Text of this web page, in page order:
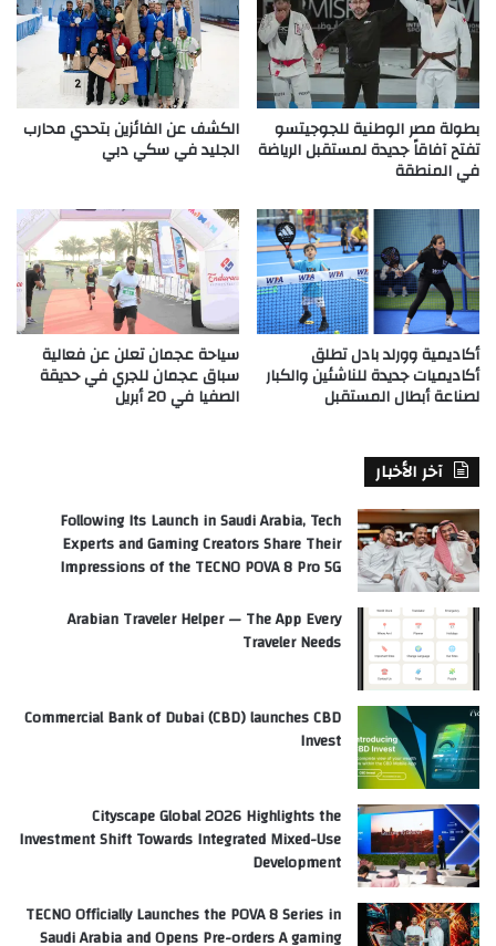
بطولة مصر الوطنية للجوجيتسو
تفتح آفاقاً جديدة لمستقبل الرياضة
في المنطقة
الكشف عن الفائزين بتحدي محارب
الجليد في سكي دبي
أكاديمية وورلد بادل تطلق
أكاديميات جديدة للناشئين والكبار
لصناعة أبطال المستقبل
سياحة عجمان تعلن عن فعالية
سباق عجمان للجري في حديقة
الصفيا في 20 أبريل
آخر الأخبار
Following Its Launch in Saudi Arabia, Tech
Experts and Gaming Creators Share Their
Impressions of the TECNO POVA 8 Pro 5G
Arabian Traveler Helper — The App Every
Traveler Needs
Commercial Bank of Dubai (CBD) launches CBD
Invest
Cityscape Global 2026 Highlights the
Investment Shift Towards Integrated Mixed-Use
Development
TECNO Officially Launches the POVA 8 Series in
Saudi Arabia and Opens Pre-orders A gaming